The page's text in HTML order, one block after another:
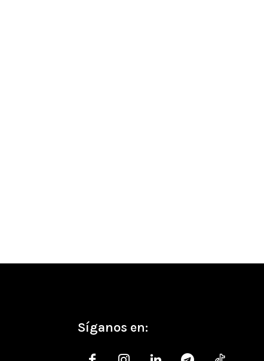
Síganos en: